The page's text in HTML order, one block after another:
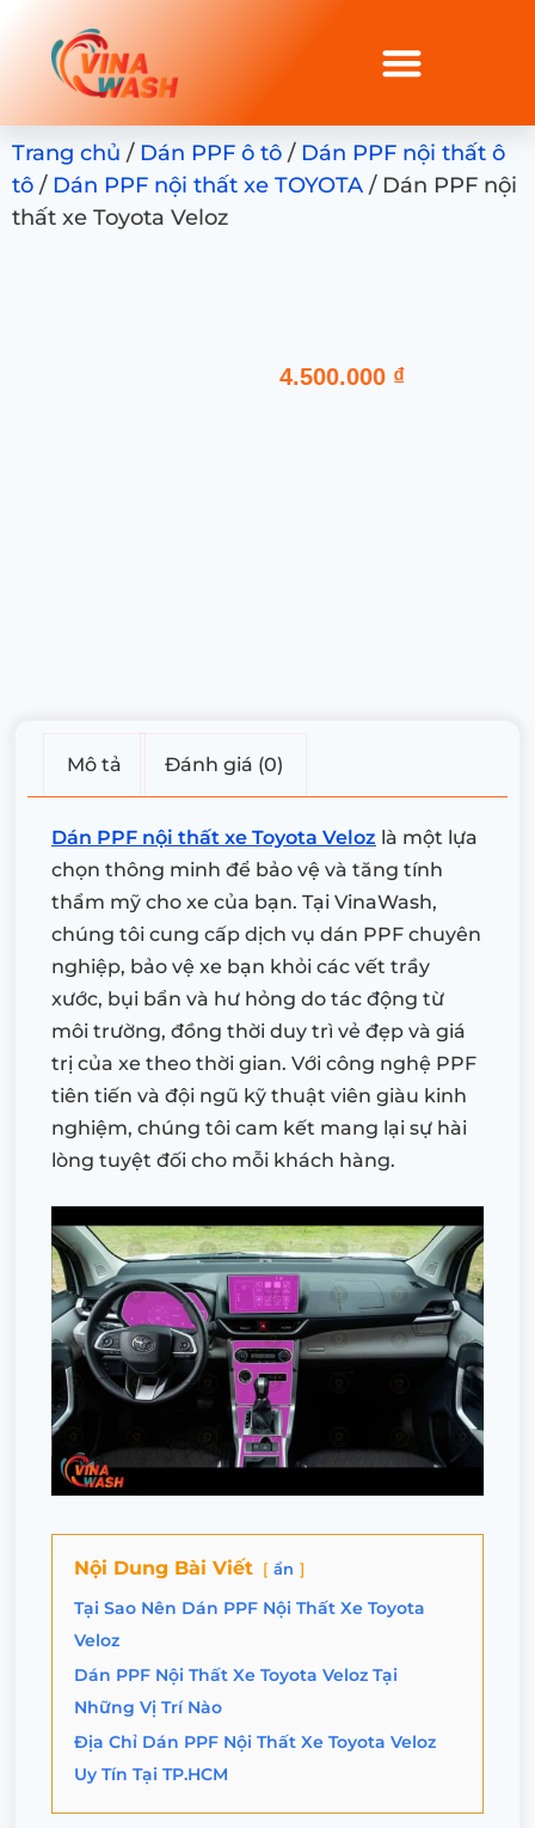
Trang chủ / Dán PPF ô tô / Dán PPF nội thất ô
tô / Dán PPF nội thất xe TOYOTA / Dán PPF nội
thất xe Toyota Veloz
4.500.000 ₫
Mô tả Đánh giá (0)
Dán PPF nội thất xe Toyota Veloz là một lựa
chọn thông minh để bảo vệ và tăng tính
thẩm mỹ cho xe của bạn. Tại VinaWash,
chúng tôi cung cấp dịch vụ dán PPF chuyên
nghiệp, bảo vệ xe bạn khỏi các vết trầy
xước, bụi bẩn và hư hỏng do tác động từ
môi trường, đồng thời duy trì vẻ đẹp và giá
trị của xe theo thời gian. Với công nghệ PPF
tiên tiến và đội ngũ kỹ thuật viên giàu kinh
nghiệm, chúng tôi cam kết mang lại sự hài
lòng tuyệt đối cho mỗi khách hàng.
Nội Dung Bài Viết ẩn
Tại Sao Nên Dán PPF Nội Thất Xe Toyota
Veloz
Dán PPF Nội Thất Xe Toyota Veloz Tại
Những Vị Trí Nào
Địa Chỉ Dán PPF Nội Thất Xe Toyota Veloz
Uy Tín Tại TP.HCM